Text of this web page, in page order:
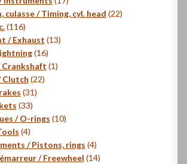
produits
/ Timing, cyl. head 2222
116116
produits
/ Exhaust 1313
1616
produits
Crankshaft 11
Clutch 2222
3131
3333
produits
/ O-rings 1010
44
produits
/ Pistons, rings 44
produits
/ Freewheel 1414